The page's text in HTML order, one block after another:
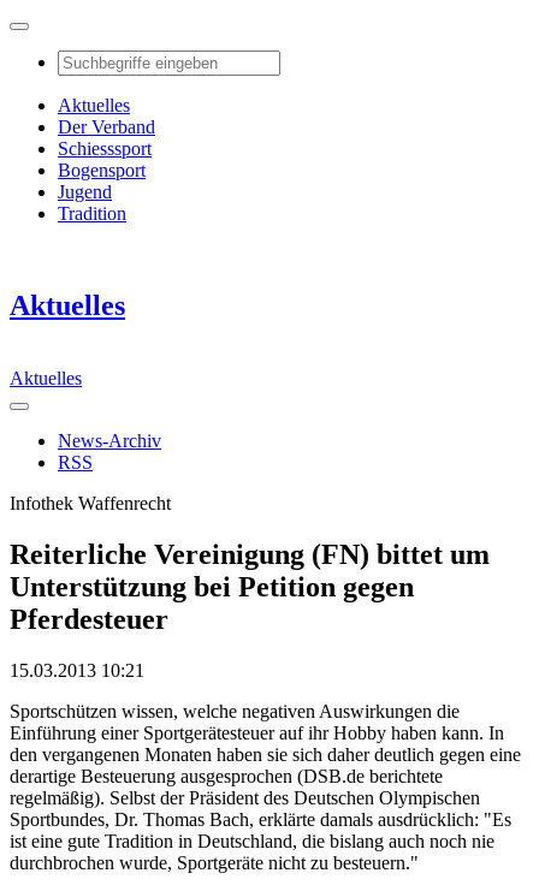
Aktuelles
Der Verband
Schiesssport
Bogensport
Jugend
Tradition
Aktuelles
Aktuelles
News-Archiv
RSS
Infothek Waffenrecht
Reiterliche Vereinigung (FN) bittet um
Unterstützung bei Petition gegen
Pferdesteuer
15.03.2013 10:21
Sportschützen wissen, welche negativen Auswirkungen die
Einführung einer Sportgerätesteuer auf ihr Hobby haben kann. In
den vergangenen Monaten haben sie sich daher deutlich gegen eine
derartige Besteuerung ausgesprochen (DSB.de berichtete
regelmäßig). Selbst der Präsident des Deutschen Olympischen
Sportbundes, Dr. Thomas Bach, erklärte damals ausdrücklich: "Es
ist eine gute Tradition in Deutschland, die bislang auch noch nie
durchbrochen wurde, Sportgeräte nicht zu besteuern."